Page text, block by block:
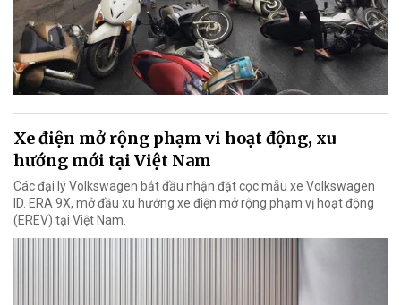
Xe điện mở rộng phạm vi hoạt động, xu
hướng mới tại Việt Nam
Các đại lý Volkswagen bắt đầu nhận đặt cọc mẫu xe Volkswagen
ID. ERA 9X, mở đầu xu hướng xe điện mở rộng phạm vị hoạt động
(EREV) tại Việt Nam.